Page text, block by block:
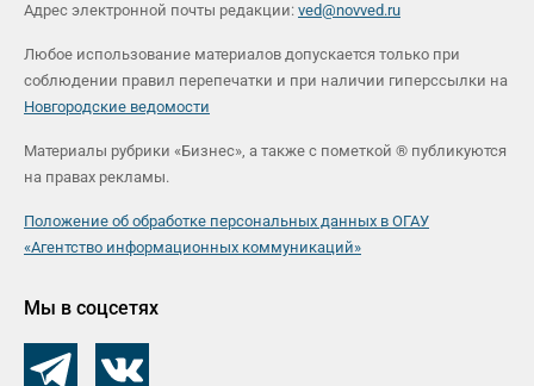
Адрес электронной почты редакции: ved@novved.ru
Любое использование материалов допускается только при
соблюдении правил перепечатки и при наличии гиперссылки на
Новгородские ведомости
Материалы рубрики «Бизнес», а также с пометкой ® публикуются
на правах рекламы.
Положение об обработке персональных данных в ОГАУ
«Агентство информационных коммуникаций»
Мы в соцсетях